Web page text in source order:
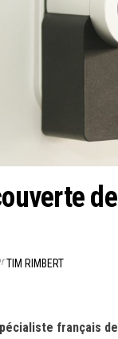
TIM RIMBERT
français